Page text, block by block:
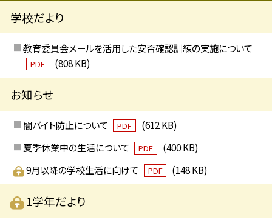
学校だより
教育委員会メールを活用した安否確認訓練の実施について
PDF (808 KB)
お知らせ
闇バイト防止について PDF
(612 KB)
夏季休業中の生活について
PDF
(400 KB)
9月以降の学校生活に向けて
PDF (148 KB)
1学年だより